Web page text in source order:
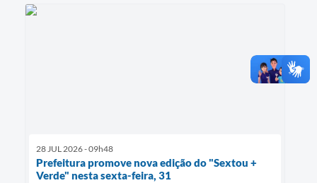
28 JUL 2026 - 09h48
Prefeitura promove nova edição do "Sextou +
Verde" nesta sexta-feira, 31